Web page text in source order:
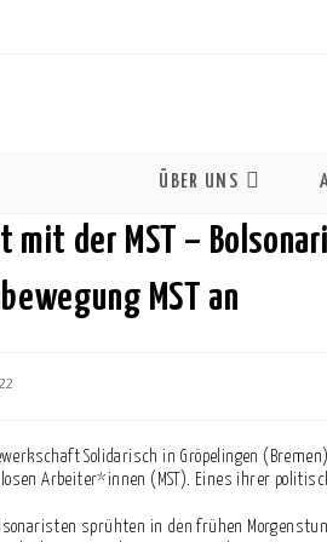
ÜBER UNS
mit der MST –
MST an
Solidarisch in Gröpelingen
Arbeiter*innen (MST). Eines ihrer
sprühten in den frühen